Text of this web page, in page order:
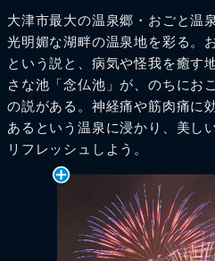
大津市最大の温泉郷・おごと温
光明媚な湖畔の温泉地を彩る。
という説と、病気や怪我を癒す
さな池「念仏池」が、のちにお
の説がある。神経痛や筋肉痛に
あるという温泉に浸かり、美し
リフレッシュしよう。